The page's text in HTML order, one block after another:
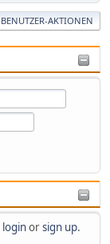
loginorsign up.
BENUTZER-AKTIONEN